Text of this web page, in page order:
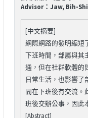
Advisor：Jaw, Bih-
[中文摘要]
網際網路的發明縮短
下班時間，部屬與其
通，但在社群軟體的
日常生活，也影響了
間在下班後有交流。
班後交辦公事，因此
[Abstract]